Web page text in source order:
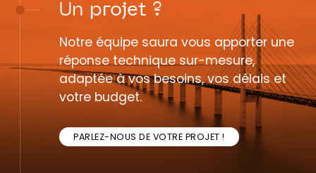
Un projet ?
Notre équipe saura vous apporter une
réponse technique sur-mesure,
adaptée à vos besoins, vos délais et
votre budget.
PARLEZ-NOUS DE VOTRE PROJET !